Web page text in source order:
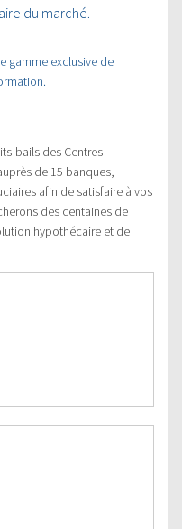
du marché.
gamme exclusive de
bails des Centres
de 15 banques,
afin de satisfaire à vos
des centaines de
hypothécaire et de